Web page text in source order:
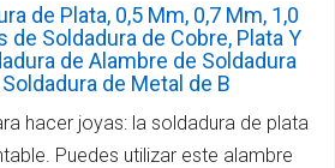
de Plata, 0,5 Mm, 0,7 Mm, 1,0
de Soldadura de Cobre, Plata Y
de Alambre de Soldadura
de Metal de B
hacer joyas: la soldadura de plata
Puedes utilizar este alambre